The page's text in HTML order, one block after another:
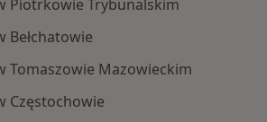
Piotrkowie Trybunalskim
Bełchatowie
Tomaszowie Mazowieckim
Częstochowie